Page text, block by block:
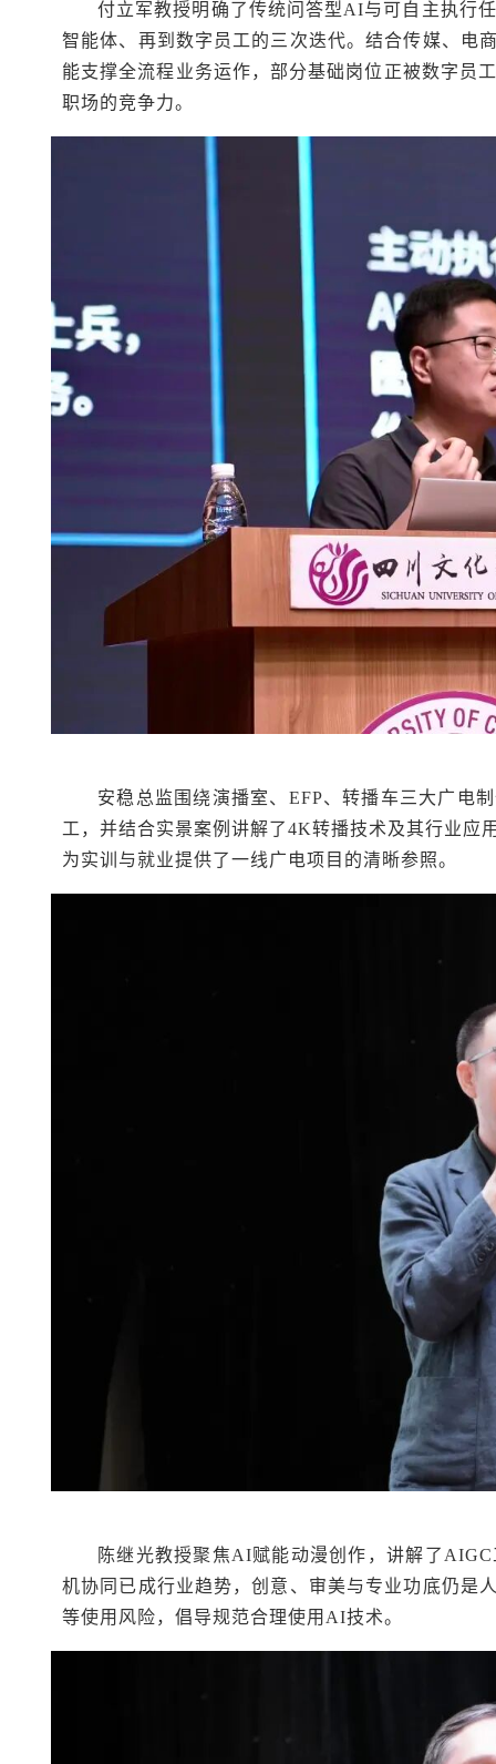
付立军教授明确了传统问答型AI与可自主执行
智能体、再到数字员工的三次迭代。结合传媒、电
能支撑全流程业务运作，部分基础岗位正被数字员
职场的竞争力。
安稳总监围绕演播室、EFP、转播车三大广电
工，并结合实景案例讲解了4K转播技术及其行业应
为实训与就业提供了一线广电项目的清晰参照。
陈继光教授聚焦AI赋能动漫创作，讲解了
机协同已成行业趋势，创意、审美与专业功底仍是
等使用风险，倡导规范合理使用AI技术。